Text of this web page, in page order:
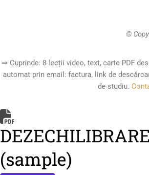
©
⇒ Cuprinde: 8 lecții video, text, carte PDF
automat prin email: factura, link de
de studiu.
(sample)